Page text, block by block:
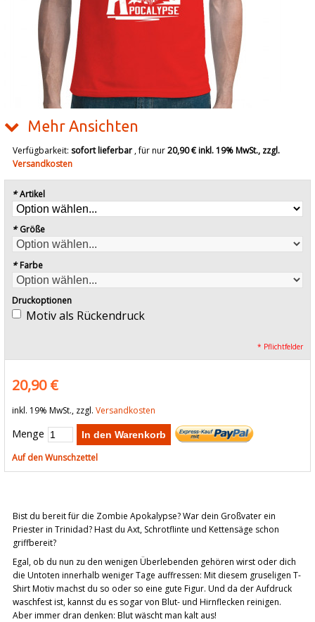
Mehr Ansichten
Bist du bereit für die Zombie Apokalypse? War dein Großvater ein
Priester in Trinidad? Hast du Axt, Schrotflinte und Kettensäge schon
griffbereit?
Egal, ob du nun zu den wenigen Überlebenden gehören wirst oder dich
die Untoten innerhalb weniger Tage auffressen: Mit diesem gruseligen T-
Shirt Motiv machst du so oder so eine gute Figur. Und da der Aufdruck
waschfest ist, kannst du es sogar von Blut- und Hirnflecken reinigen.
Aber immer dran denken: Blut wäscht man kalt aus!
Verfügbarkeit: sofort lieferbar, für nur20,90 €inkl. 19% MwSt., zzgl.
Versandkosten
* Artikel
* Größe
* Farbe
Druckoptionen
Motiv als Rückendruck
* Pflichtfelder
20,90 €
inkl. 19% MwSt., zzgl. Versandkosten
Menge In den Warenkorb
Auf den Wunschzettel